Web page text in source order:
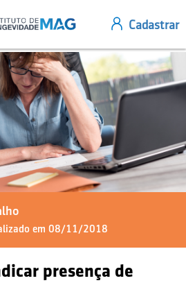
em 08/11/2018
presença de